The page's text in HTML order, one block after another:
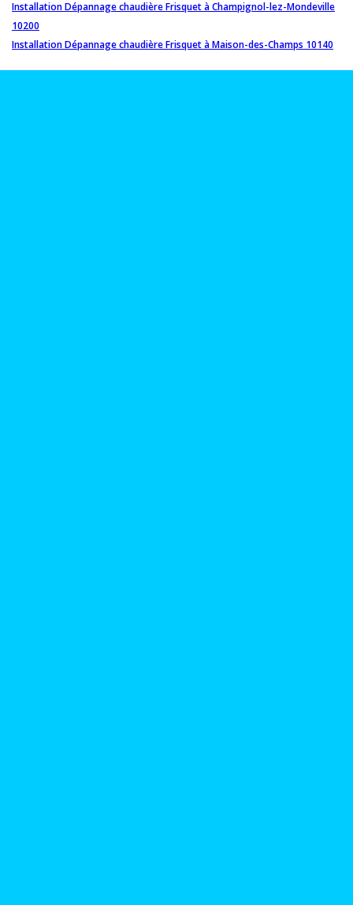
Installation Dépannage chaudière Frisquet à Champignol-lez-Mondeville
10200
Installation Dépannage chaudière Frisquet à Maison-des-Champs 10140